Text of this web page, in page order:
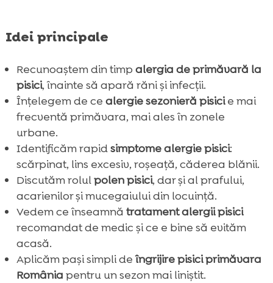
Idei principale
Recunoaștem din timp alergia de primăvară la
pisici, înainte să apară răni și infecții.
Înțelegem de ce alergie sezonieră pisicie mai
frecventă primăvara, mai ales în zonele
urbane.
Identificăm rapidsimptome alergie pisici:
scărpinat, lins excesiv, roșeață, căderea blănii.
Discutăm rolulpolen pisici, dar și al prafului,
acarienilor și mucegaiului din locuință.
Vedem ce înseamnă tratament alergii pisici
recomandat de medic și ce e bine să evităm
acasă.
Aplicăm pași simpli deîngrijire pisici primăvara
România pentru un sezon mai liniștit.